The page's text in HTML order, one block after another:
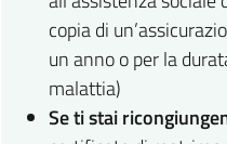
copia di
un anno o per la
malattia)
Se ti stai